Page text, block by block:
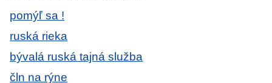
pomýľ sa !
ruská rieka
bývalá ruská tajná služba
čln na rýne